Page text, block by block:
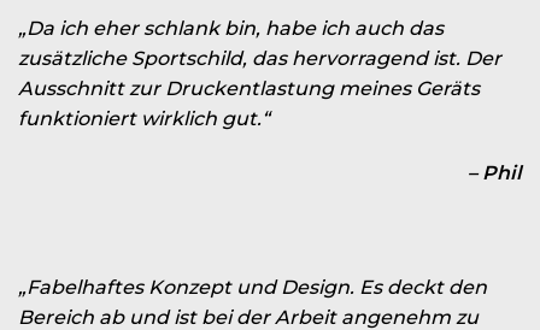
„Da ich eher schlank bin, habe ich auch das
zusätzliche Sportschild, das hervorragend ist. Der
Ausschnitt zur Druckentlastung meines Geräts
funktioniert wirklich gut.“
– Phil
„Fabelhaftes Konzept und Design. Es deckt den
Bereich ab und ist bei der Arbeit angenehm zu